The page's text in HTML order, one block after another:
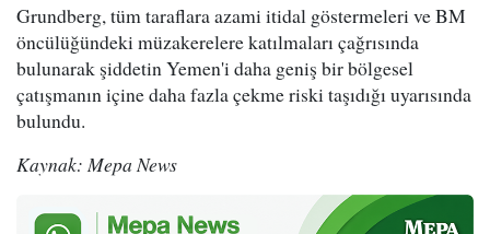
Grundberg, tüm taraflara azami itidal göstermeleri ve BM
öncülüğündeki müzakerelere katılmaları çağrısında
bulunarak şiddetin Yemen'i daha geniş bir bölgesel
çatışmanın içine daha fazla çekme riski taşıdığı uyarısında
bulundu.
Kaynak: Mepa News